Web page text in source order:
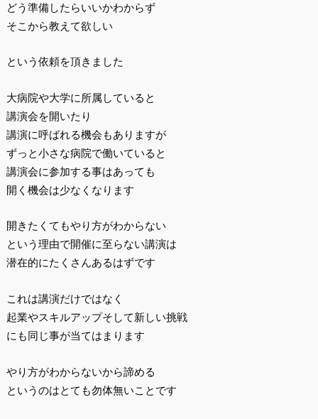
どう準備したらいいかわからず
そこから教えて欲しい
という依頼を頂きました
大病院や大学に所属していると
講演会を開いたり
講演に呼ばれる機会もありますが
ずっと小さな病院で働いていると
講演会に参加する事はあっても
開く機会は少なくなります
開きたくてもやり方がわからない
という理由で開催に至らない講演は
潜在的にたくさんあるはずです
これは講演だけではなく
起業やスキルアップそして新しい挑戦
にも同じ事が当てはまります
やり方がわからないから諦める
というのはとても勿体無いことです